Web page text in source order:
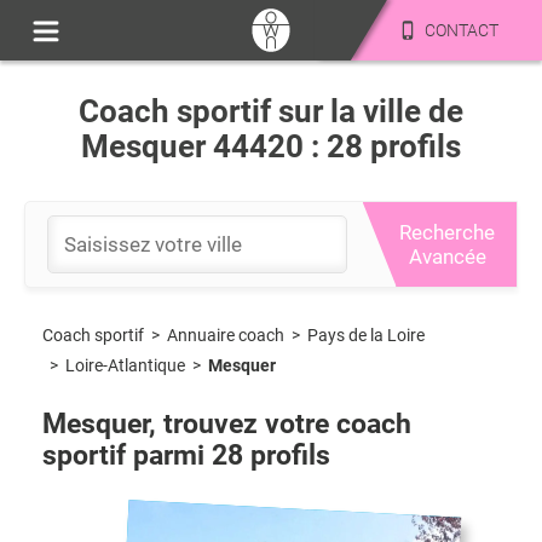
CONTACT
Coach sportif sur la ville de
Mesquer 44420 : 28 profils
Recherche
Avancée
Coach sportif > Annuaire coach > Pays de la Loire
> Loire-Atlantique > Mesquer
Mesquer, trouvez votre coach
sportif parmi 28 profils